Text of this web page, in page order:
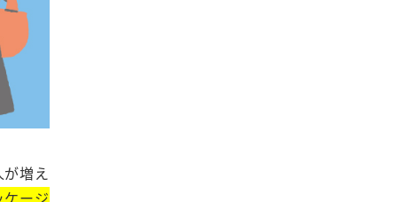
増え